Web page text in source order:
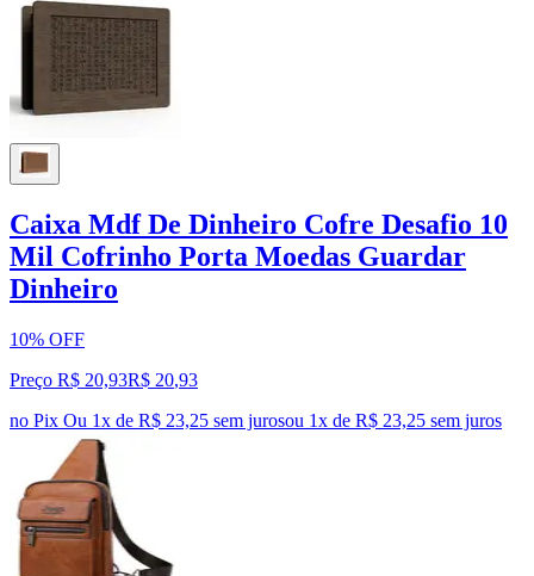
Caixa Mdf De Dinheiro Cofre Desafio 10
Mil Cofrinho Porta Moedas Guardar
Dinheiro
10% OFF
Preço R$ 20,93R$ 20,93
no Pix Ou 1x de R$ 23,25 sem jurosou 1x de R$ 23,25 sem juros